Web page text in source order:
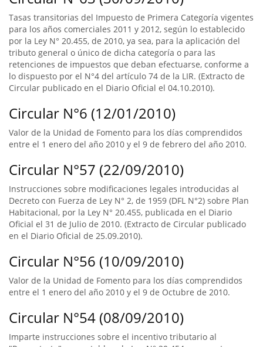
Tasas transitorias del Impuesto de Primera Categoría vigentes
para los años comerciales 2011 y 2012, según lo establecido
por la Ley N° 20.455, de 2010, ya sea, para la aplicación del
tributo general o único de dicha categoría o para las
retenciones de impuestos que deban efectuarse, conforme a
lo dispuesto por el N°4 del artículo 74 de la LIR. (Extracto de
Circular publicado en el Diario Oficial el 04.10.2010).
Circular N°6 (12/01/2010)
Valor de la Unidad de Fomento para los días comprendidos
entre el 1 enero del año 2010 y el 9 de febrero del año 2010.
Circular N°57 (22/09/2010)
Instrucciones sobre modificaciones legales introducidas al
Decreto con Fuerza de Ley N° 2, de 1959 (DFL N°2) sobre Plan
Habitacional, por la Ley N° 20.455, publicada en el Diario
Oficial el 31 de Julio de 2010. (Extracto de Circular publicado
en el Diario Oficial de 25.09.2010).
Circular N°56 (10/09/2010)
Valor de la Unidad de Fomento para los días comprendidos
entre el 1 enero del año 2010 y el 9 de Octubre de 2010.
Circular N°54 (08/09/2010)
Imparte instrucciones sobre el incentivo tributario al